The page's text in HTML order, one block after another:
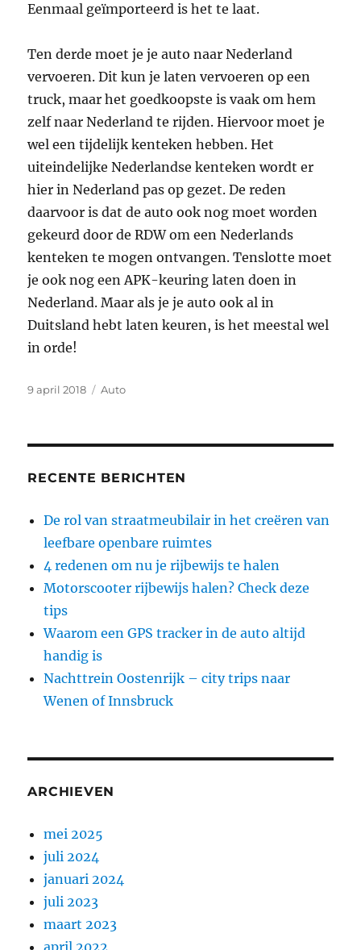
Eenmaal geïmporteerd is het te laat.
Ten derde moet je je auto naar Nederland
vervoeren. Dit kun je laten vervoeren op een
truck, maar het goedkoopste is vaak om hem
zelf naar Nederland te rijden. Hiervoor moet je
wel een tijdelijk kenteken hebben. Het
uiteindelijke Nederlandse kenteken wordt er
hier in Nederland pas op gezet. De reden
daarvoor is dat de auto ook nog moet worden
gekeurd door de RDW om een Nederlands
kenteken te mogen ontvangen. Tenslotte moet
je ook nog een APK-keuring laten doen in
Nederland. Maar als je je auto ook al in
Duitsland hebt laten keuren, is het meestal wel
in orde!
Geplaatst
9 april 2018 Categorieën
Auto
RECENTE BERICHTEN
De rol van straatmeubilair in het creëren van
leefbare openbare ruimtes
4 redenen om nu je rijbewijs te halen
Motorscooter rijbewijs halen? Check deze
tips
Waarom een GPS tracker in de auto altijd
handig is
Nachttrein Oostenrijk – city trips naar
Wenen of Innsbruck
ARCHIEVEN
mei 2025
juli 2024
januari 2024
juli 2023
maart 2023